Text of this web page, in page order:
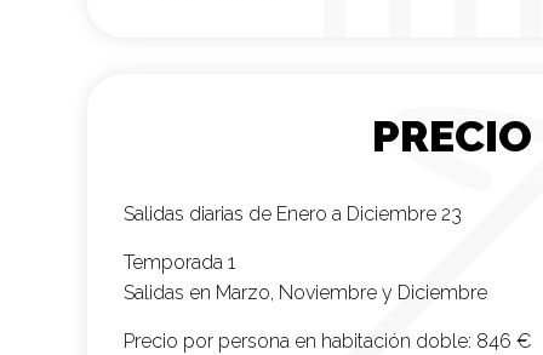
Salidas diarias de Enero a Diciembre 23
Temporada 1
Salidas en Marzo, Noviembre y Diciembre
Precio por persona en habitación doble: 846 €